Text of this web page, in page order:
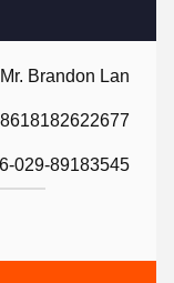
Mr. Brandon Lan
029-89183545